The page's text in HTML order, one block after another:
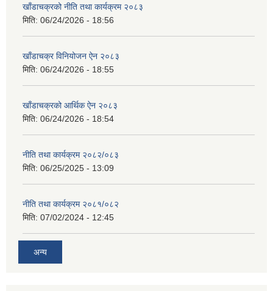
खाँडाचक्रको नीति तथा कार्यक्रम २०८३
मिति: 06/24/2026 - 18:56
खाँडाचक्र विनियोजन ऐन २०८३
मिति: 06/24/2026 - 18:55
खाँडाचक्रको आर्थिक ऐन २०८३
मिति: 06/24/2026 - 18:54
नीति तथा कार्यक्रम २०८२/०८३
मिति: 06/25/2025 - 13:09
नीति तथा कार्यक्रम २०८१/०८२
मिति: 07/02/2024 - 12:45
अन्य